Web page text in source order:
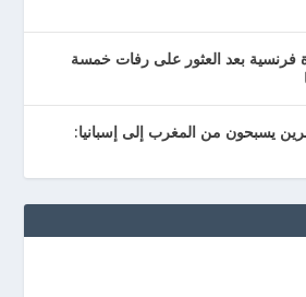
فرنسية بعد العثور على رفات خمسة
يسبحون من المغرب إلى إسبانيا: